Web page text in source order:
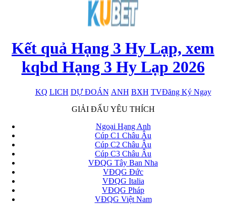
Kết quả Hạng 3 Hy Lạp, xem
kqbd Hạng 3 Hy Lạp 2026
KQ LICH DỰ ĐOÁN ANH BXH TVĐăng Ký Ngay
x
GIẢI ĐẤU YÊU THÍCH
Ngoại Hạng Anh
Cúp C1 Châu Âu
Cúp C2 Châu Âu
Cúp C3 Châu Âu
VĐQG Tây Ban Nha
VĐQG Đức
VĐQG Italia
VĐQG Pháp
VĐQG Việt Nam